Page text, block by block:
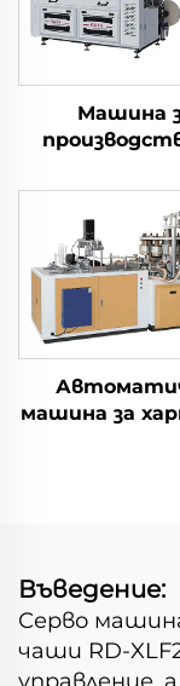
Машина
висока
машина за
Въведение:
Серво
чаши RD-
управление,